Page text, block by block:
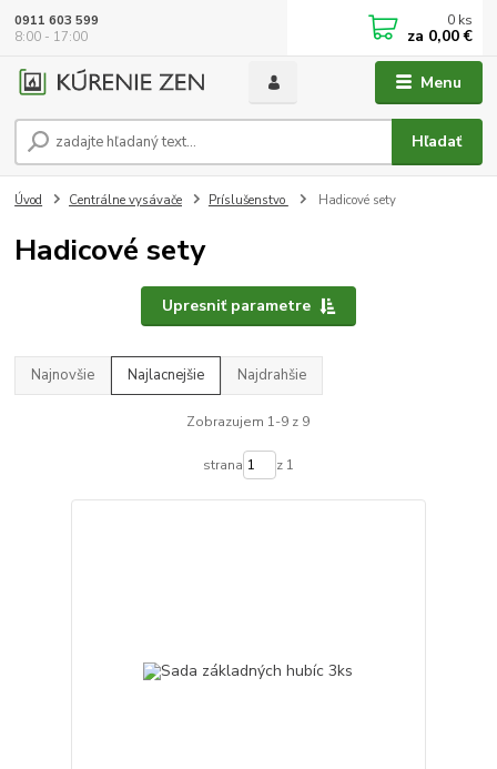
Menu
Hľadať
0911 603 599
8:00 - 17:00
0 ks
za 0,00 €
Úvod Centrálne vysávače Príslušenstvo Hadicové sety
Hadicové sety
Upresniť parametre
Najnovšie Najlacnejšie Najdrahšie
Zobrazujem 1-9 z 9
strana z 1